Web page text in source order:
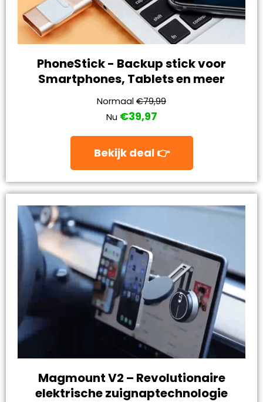
PhoneStick - Backup stick voor
Smartphones, Tablets en meer
Normaal €79,99
Nu €39,97
Bekijk deal 👉
Magmount V2 – Revolutionaire
elektrische zuignaptechnologie